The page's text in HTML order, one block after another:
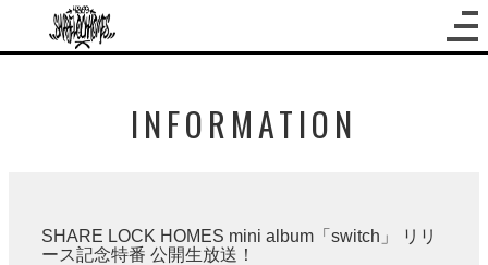
INFORMATION
SHARE LOCK HOMES mini album「switch」 リリ
ース記念特番 公開生放送！